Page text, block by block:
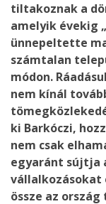
tiltakoznak a
amelyik évekig
ünnepeltette
számtalan
módon.
nem kínál
ki Barkóczi,
nem csak
egyaránt sújtja
vállalkozásokat
össze az